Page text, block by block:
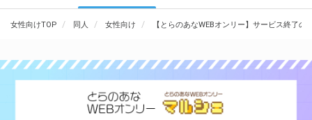
女性向けTOP 同人 女性向け 【とらのあなWEBオンリー】サービス終了の